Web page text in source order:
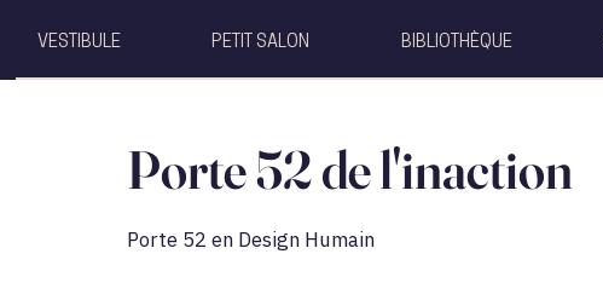
VESTIBULE PETIT SALON BIBLIOTHÈQUE
Porte 52 de l'inaction
Porte 52 en Design Humain